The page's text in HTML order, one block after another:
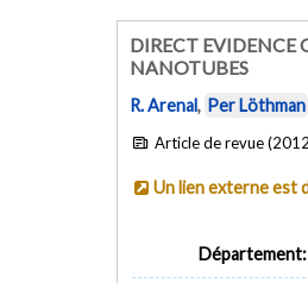
DIRECT EVIDENCE
NANOTUBES
R. Arenal, Per Löthman
Article de revue
Un lien externe est
Département: